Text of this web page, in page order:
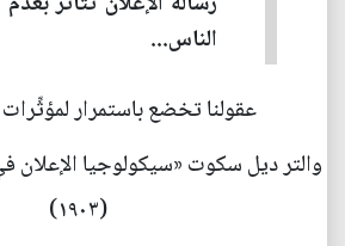
الناس...
عقولنا تخضع باستمرار لمؤثِّرات
والتر ديل سكوت «سيكولوجيا الإعلان
(١٩٠٣)